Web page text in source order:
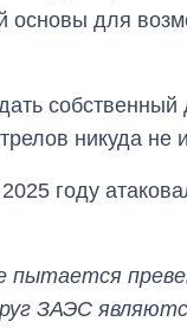
основы для
никуда не
году
пытается
ЗАЭС